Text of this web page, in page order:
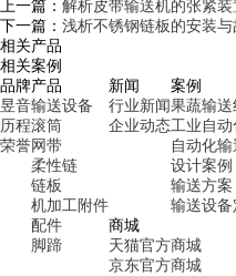
上一篇： 解析皮带输送机的张紧装
下一篇： 浅析不锈钢链板的安装与
相关产品
相关案例
品牌
昱音
历程
荣誉
产品
输送设备
滚筒
网带
柔性链
链板
机加工附件
配件
脚蹄
新闻
行业新闻
企业动态
案例
果蔬输送
工业自动
自动化输
设计案例
输送方案
输送设备
商城
天猫官方商城
京东官方商城